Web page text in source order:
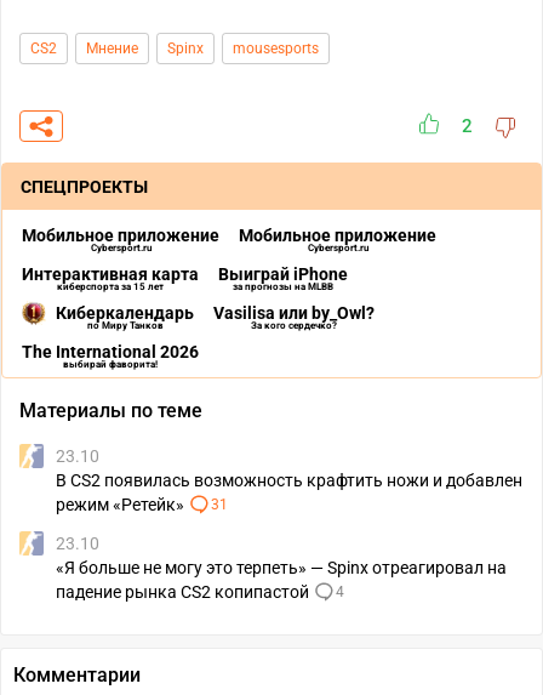
CS2 Мнение Spinx mousesports
2
СПЕЦПРОЕКТЫ
Мобильное приложение
Cybersport.ru
Мобильное приложение
Cybersport.ru
Интерактивная карта
киберспорта за 15 лет
Выиграй iPhone
за прогнозы на MLBB
Киберкалендарь
по Миру Танков
Vasilisa или by_Owl?
За кого сердечко?
The International 2026
выбирай фаворита!
Материалы по теме
23.10
В CS2 появилась возможность крафтить ножи и добавлен
режим «Ретейк»
31
23.10
«Я больше не могу это терпеть» — Spinx отреагировал на
падение рынка CS2 копипастой
4
Комментарии